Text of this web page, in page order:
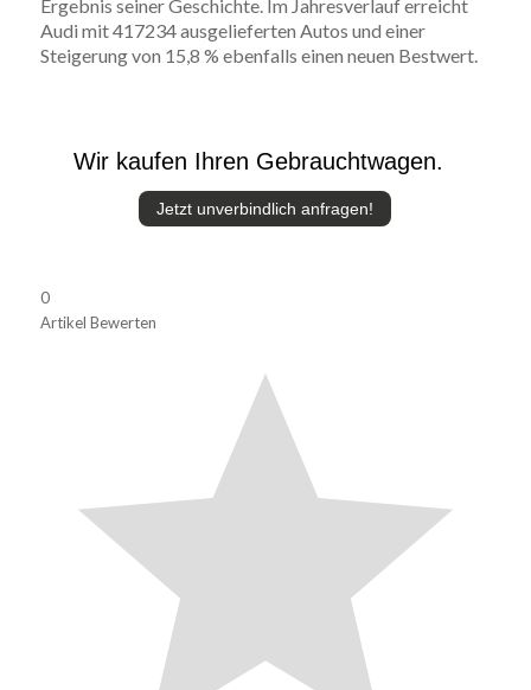
Ergebnis seiner Geschichte. Im Jahresverlauf erreicht
Audi mit 417234 ausgelieferten Autos und einer
Steigerung von 15,8 % ebenfalls einen neuen Bestwert.
Wir kaufen Ihren Gebrauchtwagen.
Jetzt unverbindlich anfragen!
0
Artikel Bewerten